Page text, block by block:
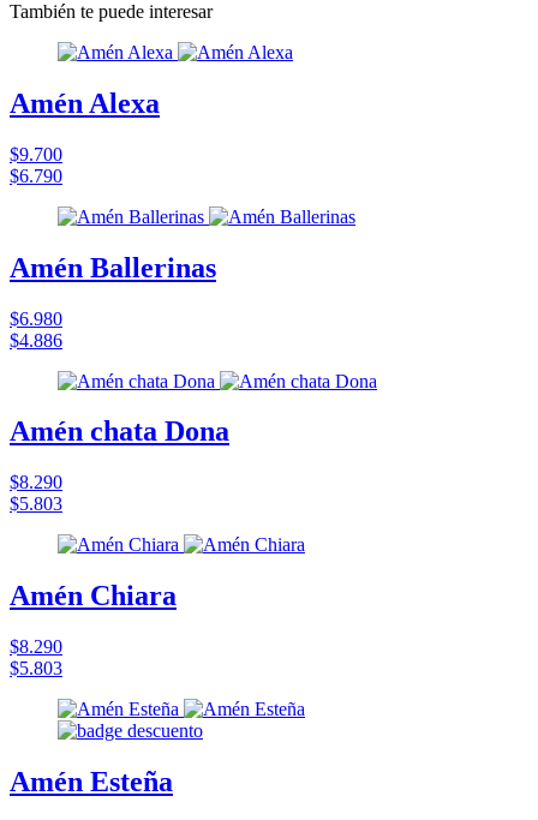
También te puede interesar
Amén Alexa
$9.700
$6.790
Amén Ballerinas
$6.980
$4.886
Amén chata Dona
$8.290
$5.803
Amén Chiara
$8.290
$5.803
Amén Esteña